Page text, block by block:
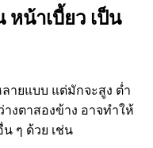
น้าเบี้ยว เป็น
ายแบบ แต่มักจะสูง ต่ำ
งตาสองข้าง อาจทำให้
ๆ ด้วย เช่น